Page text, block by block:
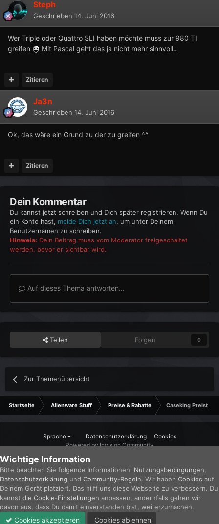
Steph
Geschrieben 14. Juni 2016
Wer Triple oder Quattro SLI haben möchte muss zur 980 TI
greifen
Mit Pascal geht das ja nicht mehr sinnvoll..
Zitieren
Ja3n
Geschrieben 14. Juni 2016
Ok, das wäre ein Grund zu der zu greifen ^^
Zitieren
Dein Kommentar
Du kannst jetzt schreiben und Dich später registrieren. Wenn Du
ein Konto hast, melde Dich jetzt an, um unter Deinem
Benutzernamen zu schreiben.
Hinweis: Dein Beitrag muss vom Moderator freigeschaltet
werden, bevor er sichtbar wird.
Auf dieses Thema antworten...
Teilen Folgen 0
Zur Themenübersicht
Startseite Alienware Stuff Preise & Rabatte Caseking Preisturz
Sprache Datenschutzerklärung
Cookies
Powered by Invision Community
Wichtige Information
Bitte beachten Sie folgende Informationen: Nutzungsbedingungen
Datenschutzerklärung und Community-Regeln. Wir haben Cookies auf
Deinem Gerät platziert. Das hilft uns diese Webseite zu verbessern. Du
kannst die Cookie-Einstellungen anpassen, andernfalls gehen wir
davon aus, dass Du damit einverstanden bist, weiterzumachen.
Cookies akzeptieren Cookies ablehnen